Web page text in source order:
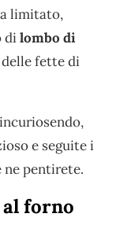
limitato,
dilombo di
delle fette di
e seguite i
ne pentirete.
forno